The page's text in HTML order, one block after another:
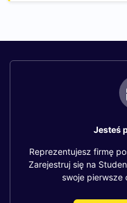
Jesteś
Reprezentujesz firmę
Zarejestruj się na
swoje pierwsze